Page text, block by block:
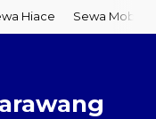
Sewa Mobil Plus Driver